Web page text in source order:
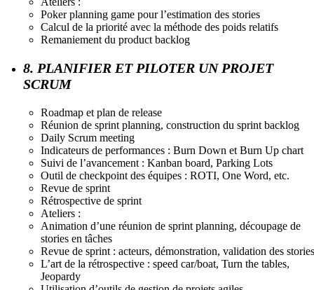
Poker planning game pour l’estimation des stories
Calcul de la priorité avec la méthode des poids relatifs
Remaniement du product backlog
8. PLANIFIER ET PILOTER UN PROJET
SCRUM
Roadmap et plan de release
Réunion de sprint planning, construction du sprint backlog
Daily Scrum meeting
Indicateurs de performances : Burn Down et Burn Up chart
Suivi de l’avancement : Kanban board, Parking Lots
Outil de checkpoint des équipes : ROTI, One Word, etc.
Revue de sprint
Rétrospective de sprint
Ateliers :
Animation d’une réunion de sprint planning, découpage de
stories en tâches
Revue de sprint : acteurs, démonstration, validation des stories
L’art de la rétrospective : speed car/boat, Turn the tables,
Jeopardy